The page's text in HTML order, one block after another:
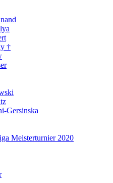
†
Gersinska
Meisterturnier 2020